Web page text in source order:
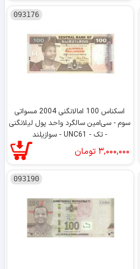
093176
اسکناس 100 امالانگنی 2004 مسواتی
سوم - سی‌امین سالگرد واحد پول لیلانگنی
- تک - UNC61 - سوازیلند
۳,۰۰۰,۰۰۰ تومان
093190